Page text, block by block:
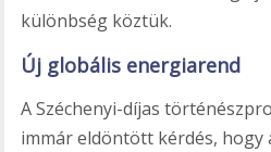
különbség köztük.
Új globális energiarend
A Széchenyi-díjas
immár eldöntött kérdés, hogy